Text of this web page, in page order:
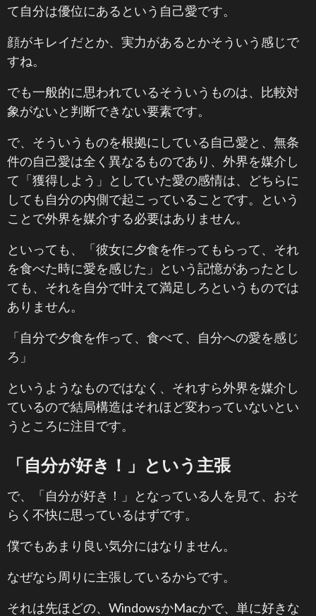
て自分は優位にあるという自己愛です。
顔がキレイだとか、実力があるとかそういう感じで
すね。
でも一般的に思われているそういうものは、比較対
象がないと判断できない要素です。
で、そういうものを根拠にしている自己愛と、無条
件の自己愛は全く異なるものであり、外界を媒介し
て「獲得しよう」としていた愛の感情は、どちらに
しても自分の内側で起こっていることです。という
ことで外界を媒介する必要はありません。
といっても、「彼女に夕食を作ってもらって、それ
を食べた時に愛を感じた」という記憶があったとし
ても、それを自分で叶えて満足しろというものでは
ありません。
「自分で夕食を作って、食べて、自分への愛を感じ
ろ」
というようなものではなく、それすら外界を媒介し
ているので結局構造はそれほど変わっていないとい
うところに注目です。
「自分が好き！」という主張
で、「自分が好き！」となっている人を見て、おそ
らく不快に思っているはずです。
僕でもあまり良い気分にはなりません。
なぜなら周りに主張しているからです。
それは先ほどの、WindowsかMacかで、単に好きな